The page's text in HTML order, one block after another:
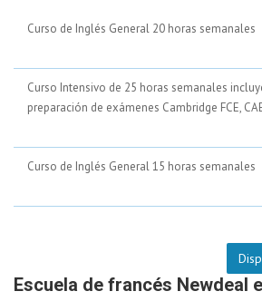
Curso de Inglés General 20 horas semanales
Curso Intensivo de 25 horas semanales
preparación de exámenes Cambridge FCE,
Curso de Inglés General 15 horas semanales
Escuela de francés Newdeal